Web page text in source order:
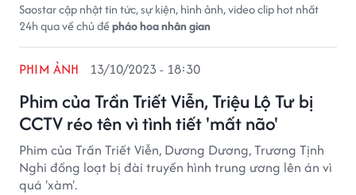
Saostar cập nhật tin tức, sự kiện, hình ảnh, video clip hot nhất
24h qua về chủ đềpháo hoa nhân gian
Phim của Trần Triết Viễn, Triệu Lộ Tư bị
CCTV réo tên vì tình tiết 'mất não'
PHIM ẢNH 13/10/2023 - 18:30
Phim của Trần Triết Viễn, Dương Dương, Trương Tịnh
Nghi đồng loạt bị đài truyền hình trung ương lên án vì
quá 'xàm'.